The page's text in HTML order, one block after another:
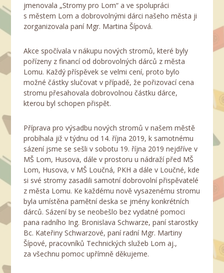
jmenovala „Stromy pro Lom“ a ve spolupráci
s městem Lom a dobrovolnými dárci našeho města ji
zorganizovala paní Mgr. Martina Šípová.
Akce spočívala v nákupu nových stromů, které byly
pořízeny z financí od dobrovolných dárců z města
Lomu. Každý příspěvek se velmi cení, proto bylo
možné částky slučovat v případě, že pořizovací cena
stromu přesahovala dobrovolnou částku dárce,
kterou byl schopen přispět.
Příprava pro výsadbu nových stromů v našem městě
probíhala již v týdnu od 14. října 2019, k samotnému
sázení jsme se sešli v sobotu 19. října 2019 nejdříve v
MŠ Lom, Husova, dále v prostoru u nádraží před MŠ
Lom, Husova, v MŠ Loučná, PKH a dále v Loučné, kde
si své stromy zasadili samotní dobrovolní přispěvatelé
z města Lomu. Ke každému nově vysazenému stromu
byla umístěna pamětní deska se jmény konkrétních
dárců. Sázení by se neobešlo bez vydatné pomoci
pana radního Ing. Bronislava Schwarze, paní starostky
Bc. Kateřiny Schwarzové, paní radní Mgr. Martiny
Šípové, pracovníků Technických služeb Lom aj.,
za všechnu pomoc upřímně děkujeme.